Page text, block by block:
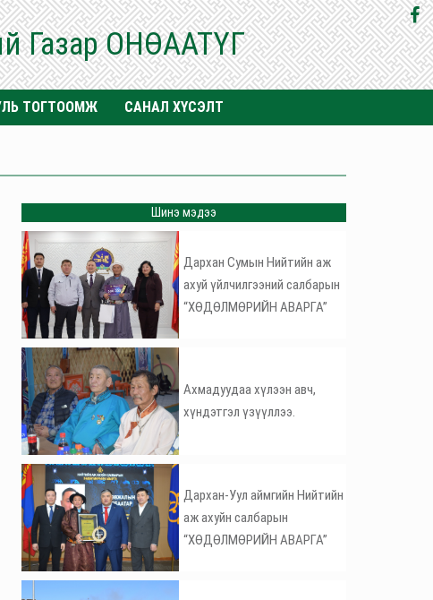
Газар ОНӨААТҮГ
ТОГТООМЖ САНАЛ ХҮСЭЛТ
Шинэ мэдээ
Дархан Сумын Нийтийн аж
ахуй үйлчилгээний салбарын
“ХӨДӨЛМӨРИЙН АВАРГА”
Ахмадуудаа хүлээн авч,
хүндэтгэл үзүүллээ.
Дархан-Уул аймгийн Нийтийн
аж ахуйн салбарын
“ХӨДӨЛМӨРИЙН АВАРГА”